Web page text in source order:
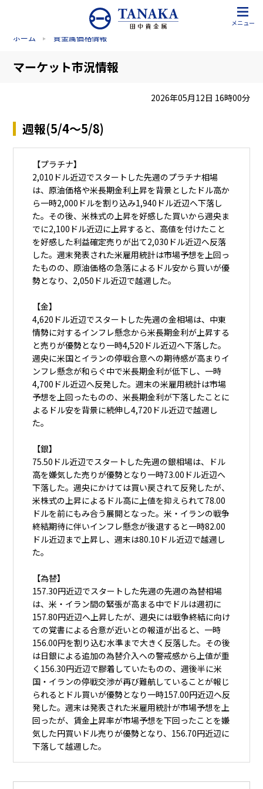
メニュー
ホーム 貴金属価格情報
マーケット市況情報
2026年05月12日 16時00分
週報(5/4～5/8)
【プラチナ】
2,010ドル近辺でスタートした先週のプラチナ相場
は、原油価格や米長期金利上昇を背景としたドル高か
ら一時2,000ドルを割り込み1,940ドル近辺へ下落し
た。その後、米株式の上昇を好感した買いから週央ま
でに2,100ドル近辺に上昇すると、高値を付けたこと
を好感した利益確定売りが出て2,030ドル近辺へ反落
した。週末発表された米雇用統計は市場予想を上回っ
たものの、原油価格の急落によるドル安から買いが優
勢となり、2,050ドル近辺で越週した。
【金】
4,620ドル近辺でスタートした先週の金相場は、中東
情勢に対するインフレ懸念から米長期金利が上昇する
と売りが優勢となり一時4,520ドル近辺へ下落した。
週央に米国とイランの停戦合意への期待感が高まりイ
ンフレ懸念が和らぐ中で米長期金利が低下し、一時
4,700ドル近辺へ反発した。週末の米雇用統計は市場
予想を上回ったものの、米長期金利が下落したことに
よるドル安を背景に続伸し4,720ドル近辺で越週し
た。
【銀】
75.50ドル近辺でスタートした先週の銀相場は、ドル
高を嫌気した売りが優勢となり一時73.00ドル近辺へ
下落した。週央にかけては買い戻されて反発したが、
米株式の上昇によるドル高に上値を抑えられて78.00
ドルを前にもみ合う展開となった。米・イランの戦争
終結期待に伴いインフレ懸念が後退すると一時82.00
ドル近辺まで上昇し、週末は80.10ドル近辺で越週し
た。
【為替】
157.30円近辺でスタートした先週の先週の為替相場
は、米・イラン間の緊張が高まる中でドルは週初に
157.80円近辺へ上昇したが、週央には戦争終結に向け
ての覚書による合意が近いとの報道が出ると、一時
156.00円を割り込む水準まで大きく反落した。その後
は日銀による追加の為替介入への警戒感から上値が重
く156.30円近辺で膠着していたものの、週後半に米
国・イランの停戦交渉が再び難航していることが報じ
られるとドル買いが優勢となり一時157.00円近辺へ反
発した。週末は発表された米雇用統計が市場予想を上
回ったが、賃金上昇率が市場予想を下回ったことを嫌
気した円買いドル売りが優勢となり、156.70円近辺に
下落して越週した。